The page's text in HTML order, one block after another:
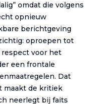
omdat die volgens
opnieuw
berichtgeving
oproepen tot
voor het
een frontale
Dat
maakt de kritiek
neerlegt bij faits